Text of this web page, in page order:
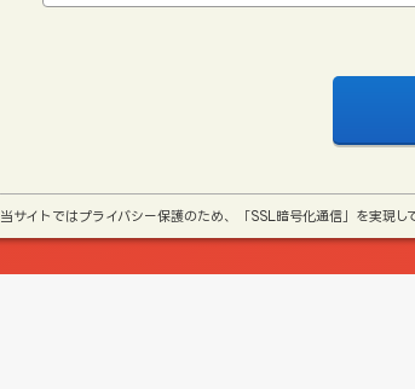
当サイトではプライバシー保護のため、「SSL暗号化通信」を実現